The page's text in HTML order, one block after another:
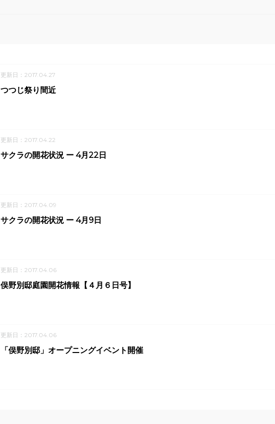
更新日：2017.04.27
つつじ祭り間近
更新日：2017.04.22
サクラの開花状況 ー 4月22日
更新日：2017.04.09
サクラの開花状況 ー 4月9日
更新日：2017.04.06
俣野別邸庭園開花情報【４月６日号】
更新日：2017.04.06
「俣野別邸」オープニングイベント開催